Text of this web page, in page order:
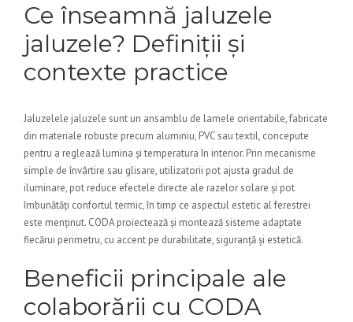
Ce înseamnă jaluzele
jaluzele? Definiții și
contexte practice
Jaluzelele jaluzele sunt un ansamblu de lamele orientabile, fabricate
din materiale robuste precum aluminiu, PVC sau textil, concepute
pentru a reglează lumina și temperatura în interior. Prin mecanisme
simple de învârtire sau glisare, utilizatorii pot ajusta gradul de
iluminare, pot reduce efectele directe ale razelor solare și pot
îmbunătăți confortul termic, în timp ce aspectul estetic al ferestrei
este menținut. CODA proiectează și montează sisteme adaptate
fiecărui perimetru, cu accent pe durabilitate, siguranță și estetică.
Beneficii principale ale
colaborării cu CODA